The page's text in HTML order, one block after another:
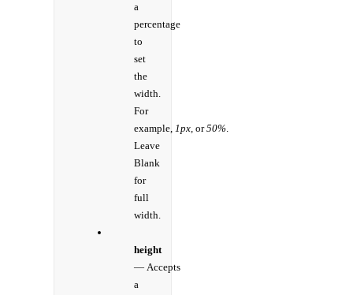
a
percentage
to
set
the
width.
For
example,1px,or50%.
Leave
Blank
for
full
width.
height
— Accepts
a